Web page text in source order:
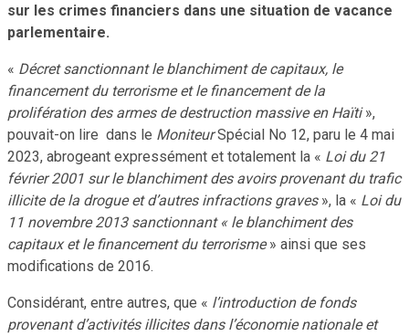
sur les crimes financiers dans une situation de vacance
parlementaire.
« Décret sanctionnant le blanchiment de capitaux, le
financement du terrorisme et le financement de la
prolifération des armes de destruction massive en Haïti»,
pouvait-on lire dans le MoniteurSpécial No 12, paru le 4 mai
2023, abrogeant expressément et totalement la « Loi du 21
février 2001 sur le blanchiment des avoirs provenant du trafic
illicite de la drogue et d’autres infractions graves», la « Loi du
11 novembre 2013 sanctionnant « le blanchiment des
capitaux et le financement du terrorisme» ainsi que ses
modifications de 2016.
Considérant, entre autres, que « l’introduction de fonds
provenant d’activités illicites dans l’économie nationale et